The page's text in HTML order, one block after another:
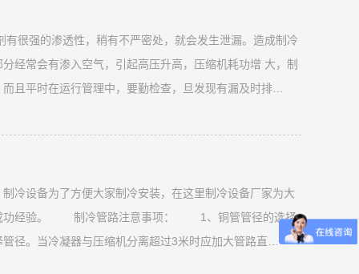
强的渗透性，稍有不严密处，就会发生泄漏。造成制冷
经常会有渗入空气，引起高压升高，压缩机耗功增 大，制
且平时在运行管理中，要勤检查，旦发现有漏及时排
部分或全部堵塞膨胀阀的阀孔
冷设备为了方便大家制冷安装，在这里制冷设备厂家为大
成功经验。 制冷管路注意事项： 1、铜管管径的选择
径。当冷凝器与压缩机分离超过3米时应加大管路直